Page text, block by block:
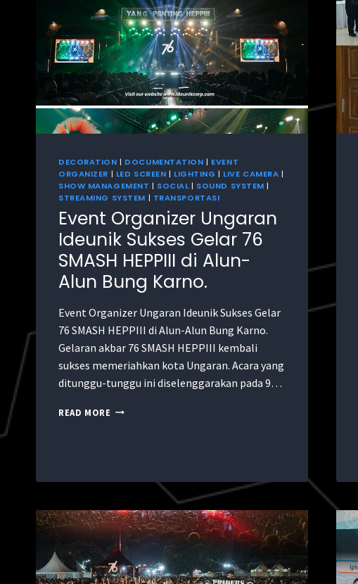
DECORATION | DOCUMENTATION | EVENT
ORGANIZER | LED SCREEN | LIGHTING | LIVE CAMERA |
SHOW MANAGEMENT | SOCIAL| SOUND SYSTEM |
STREAMING SYSTEM | TRANSPORTASI
Event Organizer Ungaran
Ideunik Sukses Gelar 76
SMASH HEPPIII di Alun-
Alun Bung Karno.
Event Organizer Ungaran Ideunik Sukses Gelar
76 SMASH HEPPIII di Alun-Alun Bung Karno.
Gelaran akbar 76 SMASH HEPPIII kembali
sukses memeriahkan kota Ungaran. Acara yang
ditunggu-tunggu ini diselenggarakan pada 9…
READ MORE